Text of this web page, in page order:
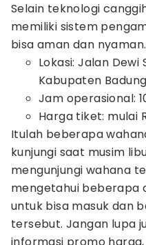
Selain teknologi
memiliki sistem
bisa aman dan nyaman.
Lokasi: Jalan Dewi
Kabupaten Badung
Jam operasional:
Harga tiket: mulai
Itulah beberapa
kunjungi saat musim
mengunjungi wahana
mengetahui beberapa
untuk bisa masuk dan
tersebut. Jangan lupa